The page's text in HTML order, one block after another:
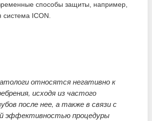
способы защиты, например,
ICON.
относятся негативно к
исходя из частого
после нее, а также в связи с
эффективностью процедуры